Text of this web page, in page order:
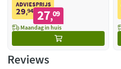
ADVIESPRIJS
29,94 27,09
Maandag in huis
Reviews